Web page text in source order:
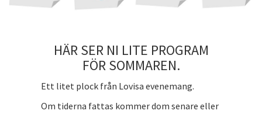
HÄR SER NI LITE PROGRAM
FÖR SOMMAREN.
Ett litet plock från Lovisa evenemang.
Om tiderna fattas kommer dom senare eller